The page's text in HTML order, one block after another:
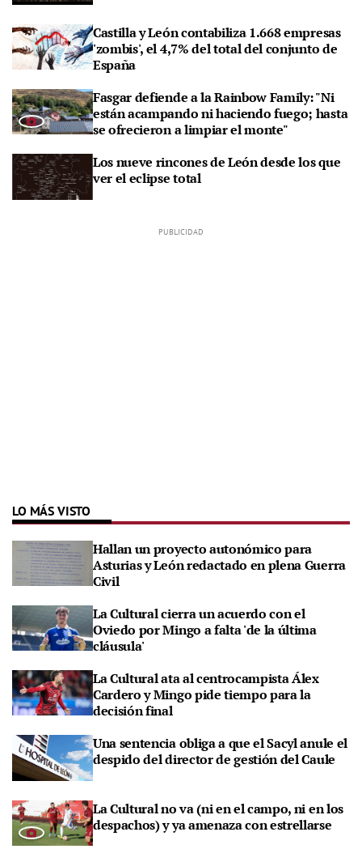
Castilla y León contabiliza 1.668 empresas
'zombis', el 4,7% del total del conjunto de
España
Fasgar defiende a la Rainbow Family: "Ni
están acampando ni haciendo fuego; hasta
se ofrecieron a limpiar el monte"
Los nueve rincones de León desde los que
ver el eclipse total
LO MÁS VISTO
Hallan un proyecto autonómico para
Asturias y León redactado en plena Guerra
Civil
La Cultural cierra un acuerdo con el
Oviedo por Mingo a falta 'de la última
cláusula'
La Cultural ata al centrocampista Álex
Cardero y Mingo pide tiempo para la
decisión final
Una sentencia obliga a que el Sacyl anule el
despido del director de gestión del Caule
La Cultural no va (ni en el campo, ni en los
despachos) y ya amenaza con estrellarse